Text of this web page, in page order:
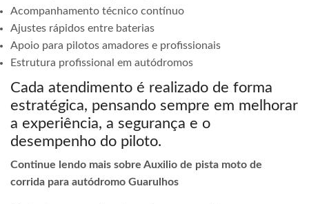
Acompanhamento técnico contínuo
Ajustes rápidos entre baterias
Apoio para pilotos amadores e profissionais
Estrutura profissional em autódromos
Cada atendimento é realizado de forma
estratégica, pensando sempre em melhorar
a experiência, a segurança e o
desempenho do piloto.
Continue lendo mais sobre Auxilio de pista moto de
corrida para autódromo Guarulhos